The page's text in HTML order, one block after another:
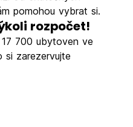
pomohou vybrat si.
rozpočet!
700 ubytoven ve
si zarezervujte